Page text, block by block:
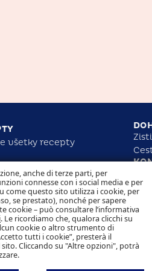
anche di terze parti, per
connesse con i social media e per
come questo sito utilizza i cookie, per
se prestato), nonché per sapere
cookie – può consultare l’informativa
. Le ricordiamo che, qualora clicchi su
cookie o altro strumento di
tutti i cookie”, presterà il
Cliccando su "Altre opzioni", potrà
všetky recepty